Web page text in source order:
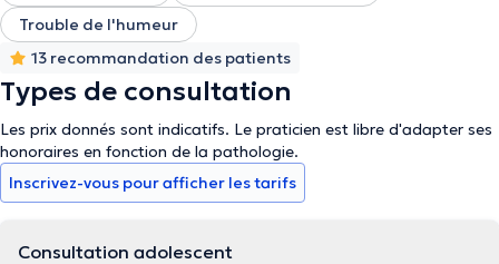
Trouble de l'humeur
13 recommandation des patients
Types de consultation
Les prix donnés sont indicatifs. Le praticien est libre d'adapter ses
honoraires en fonction de la pathologie.
Inscrivez-vous pour afficher les tarifs
Consultation adolescent